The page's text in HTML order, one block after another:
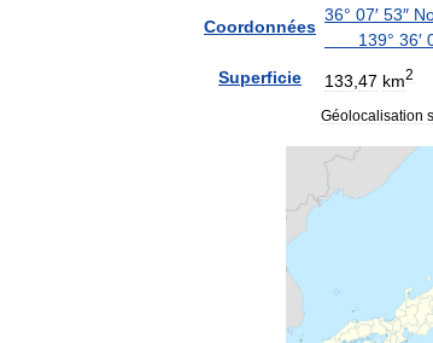
Coordonnées
36° 07′ 53″
139° 36′
Superficie
133 47 km2
Géolocalisation